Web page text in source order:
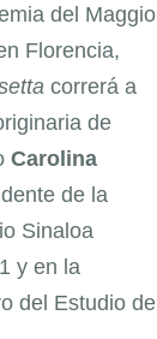
del Maggio
Florencia,
correrá a
de
Carolina
de la
Sinaloa
y en la
del Estudio de